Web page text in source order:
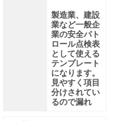
製造業、建設
業など一般企
業の安全パト
ロール点検表
として使える
テンプレート
になります。
見やすく項目
分けされてい
るので漏れ